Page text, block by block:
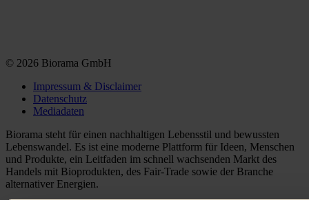
© 2026 Biorama GmbH
Impressum & Disclaimer
Datenschutz
Mediadaten
Biorama steht für einen nachhaltigen Lebensstil und bewussten
Lebenswandel. Es ist eine moderne Plattform für Ideen, Menschen
und Produkte, ein Leitfaden im schnell wachsenden Markt des
Handels mit Bioprodukten, des Fair-Trade sowie der Branche
alternativer Energien.